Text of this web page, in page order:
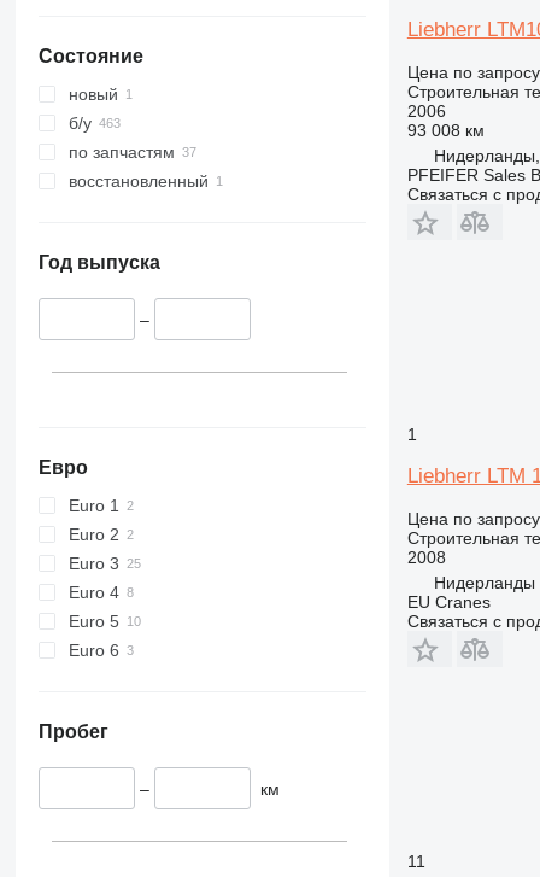
349
350
365
374
390
420
430
920
928
930
Состояние
новый
б/у
по запчастям
восстановленный
Год выпуска
–
Евро
Euro 1
Euro 2
Euro 3
Euro 4
Euro 5
Euro 6
Пробег
– км
Liebherr
Цена по запросу
Строительная
2006
93 008 км
PFEIFER Sales
Связаться с
1
Liebherr LTM
Цена по запросу
Строительная
2008
Нидерланды
EU Cranes
Связаться с
11